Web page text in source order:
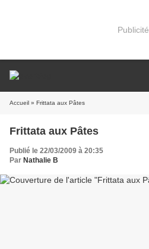
Publicité
Accueil » Frittata aux Pâtes
Frittata aux Pâtes
Publié le 22/03/2009 à 20:35
Par Nathalie B